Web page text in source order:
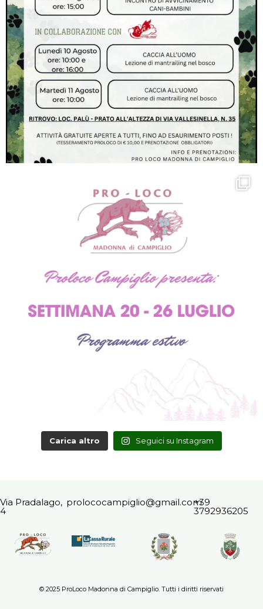
Carica altro Seguici su Instagram
© 2025 ProLoco Madonna di Campiglio. Tutti i diritti riservati
Via Pradalago,
4
prolococampiglio@gmail.com+39
3792936205